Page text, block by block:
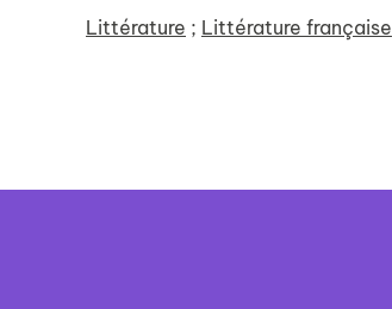
Littérature ; Littérature française